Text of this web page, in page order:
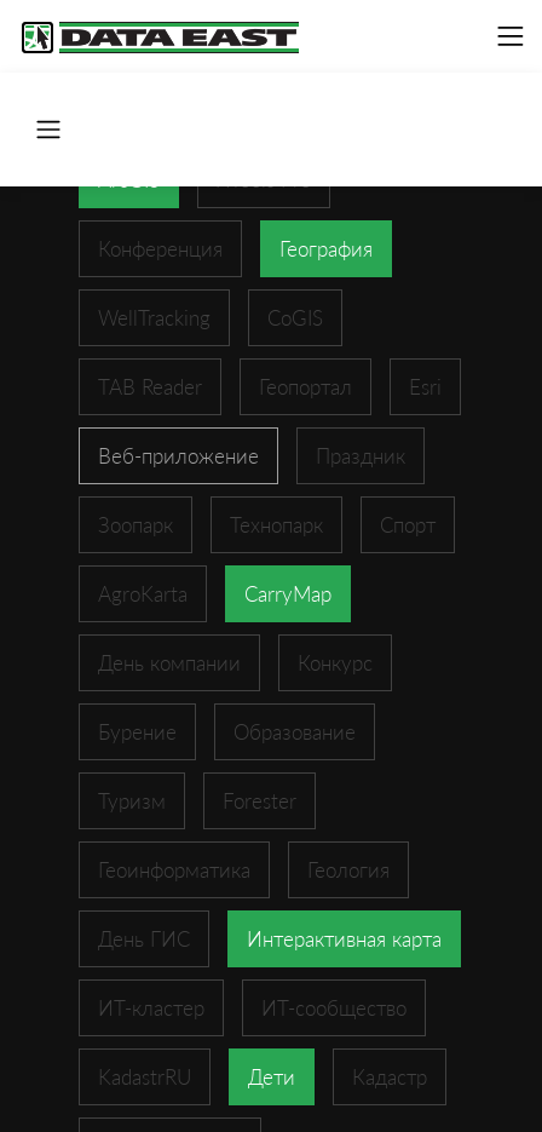
Конференция География
WellTracking CoGIS
TAB Reader Геопортал Esri
Веб-приложение Праздник
Зоопарк Технопарк Спорт
AgroKarta CarryMap
День компании Конкурс
Бурение Образование
Туризм Forester
Геоинформатика Геология
День ГИС Интерактивная карта
ИТ-кластер ИТ-сообщество
KadastrRU Дети Кадастр